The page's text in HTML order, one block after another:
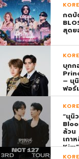
กดบั
สุดย
บุกก
– นุ
ฟอร์
“นุนิ
ล้วน
เกา
พุ่ง